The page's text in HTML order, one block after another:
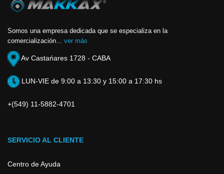
Somos una empresa dedicada que se especializa en la
comercialización... ver más
Av Castańares 1728 - CABA
LUN-VIE de 9:00 a 13:30 y 15:00 a 17:30 hs
+(549) 11-5882-4701
SERVICIO AL CLIENTE
Centro de Ayuda